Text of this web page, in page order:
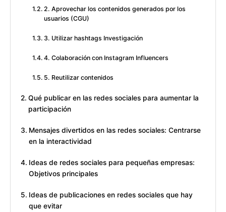
2. Aprovechar los contenidos generados por los
usuarios (CGU)
3. Utilizar hashtags Investigación
4. Colaboración con Instagram Influencers
5. Reutilizar contenidos
Qué publicar en las redes sociales para aumentar la
participación
Mensajes divertidos en las redes sociales: Centrarse
en la interactividad
Ideas de redes sociales para pequeñas empresas:
Objetivos principales
Ideas de publicaciones en redes sociales que hay
que evitar